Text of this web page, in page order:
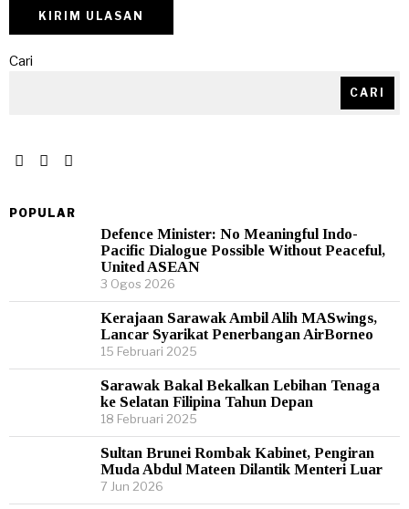
Cari
CARI
POPULAR
Defence Minister: No Meaningful Indo-
Pacific Dialogue Possible Without Peaceful,
United ASEAN
3 Ogos 2026
Kerajaan Sarawak Ambil Alih MASwings,
Lancar Syarikat Penerbangan AirBorneo
15 Februari 2025
Sarawak Bakal Bekalkan Lebihan Tenaga
ke Selatan Filipina Tahun Depan
18 Februari 2025
Sultan Brunei Rombak Kabinet, Pengiran
Muda Abdul Mateen Dilantik Menteri Luar
7 Jun 2026